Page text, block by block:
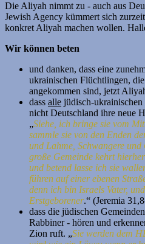
Die Aliyah nimmt zu - auch aus
Jewish Agency kümmert sich
konkret Aliyah machen wollen.
Wir können beten
und danken, dass eine
ukrainischen Flüchtlingen,
angekommen sind, jetzt
dass alle jüdisch-
nicht Deutschland ihre neue
„Siehe, ich bringe sie vom
sammle sie von den Enden
und Lahme, Schwangere
große Gemeinde kehrt
und betend lasse ich sie
führen auf einer ebenen
denn ich bin Israels Vater,
Erstgeborener.“ (Jeremia
dass die jüdischen
Rabbiner - hören und
Zion ruft. „Sie werden dem